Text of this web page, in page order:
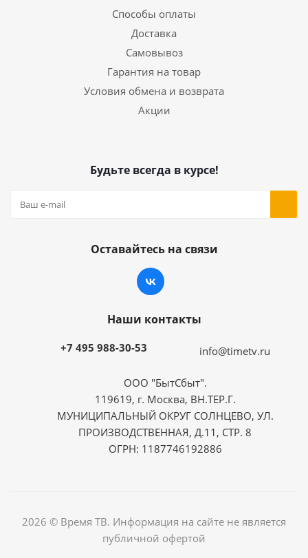
Способы оплаты
Доставка
Самовывоз
Гарантия на товар
Условия обмена и возврата
Акции
Будьте всегда в курсе!
Оставайтесь на связи
Наши контакты
+7 495 988-30-53 info@timetv.ru
ООО "БытСбыт".
119619, г. Москва, ВН.ТЕР.Г.
МУНИЦИПАЛЬНЫЙ ОКРУГ СОЛНЦЕВО, УЛ.
ПРОИЗВОДСТВЕННАЯ, Д.11, СТР. 8
ОГРН: 1187746192886
2026 © Время ТВ. Информация на сайте не является
публичной офертой